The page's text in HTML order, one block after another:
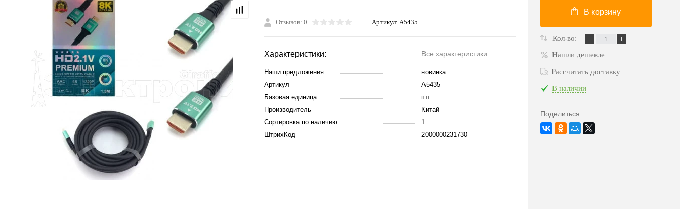
Отзывов: 0 Артикул: A5435
Характеристики: Все характеристики
Наши предложения
новинка
Артикул
A5435
Базовая единица
шт
Производитель
Китай
Сортировка по наличию
1
ШтрихКод
2000000231730
В корзину
Кол-во:
Нашли дешевле
Рассчитать доставку
В наличии
Поделиться